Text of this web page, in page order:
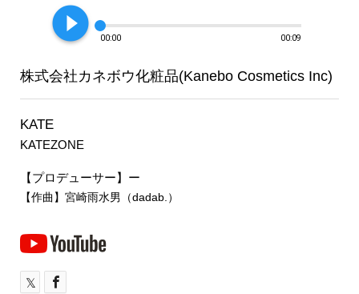
play_circle_filled 00:00 00:09
株式会社カネボウ化粧品(Kanebo Cosmetics Inc)
KATE
KATEZONE
【プロデューサー】ー
【作曲】宮崎雨水男（dadab.）